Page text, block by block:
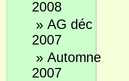
2008
» AG déc
2007
» Automne
2007